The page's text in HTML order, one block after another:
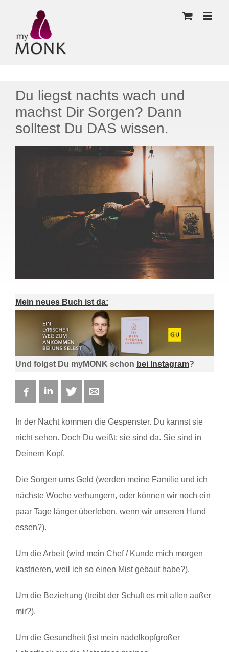
Du liegst nachts wach und
machst Dir Sorgen? Dann
solltest Du DAS wissen.
Mein neues Buch ist da:
Und folgst Du myMONK schon bei Instagram?
FacebookLinkedIn Twitter
In der Nacht kommen die Gespenster. Du kannst sie
nicht sehen. Doch Du weißt: sie sind da. Sie sind in
Deinem Kopf.
Die Sorgen ums Geld (werden meine Familie und ich
nächste Woche verhungern, oder können wir noch ein
paar Tage länger überleben, wenn wir unseren Hund
essen?).
Um die Arbeit (wird mein Chef / Kunde mich morgen
kastrieren, weil ich so einen Mist gebaut habe?).
Um die Beziehung (treibt der Schuft es mit allen außer
mir?).
Um die Gesundheit (ist mein nadelkopfgroßer